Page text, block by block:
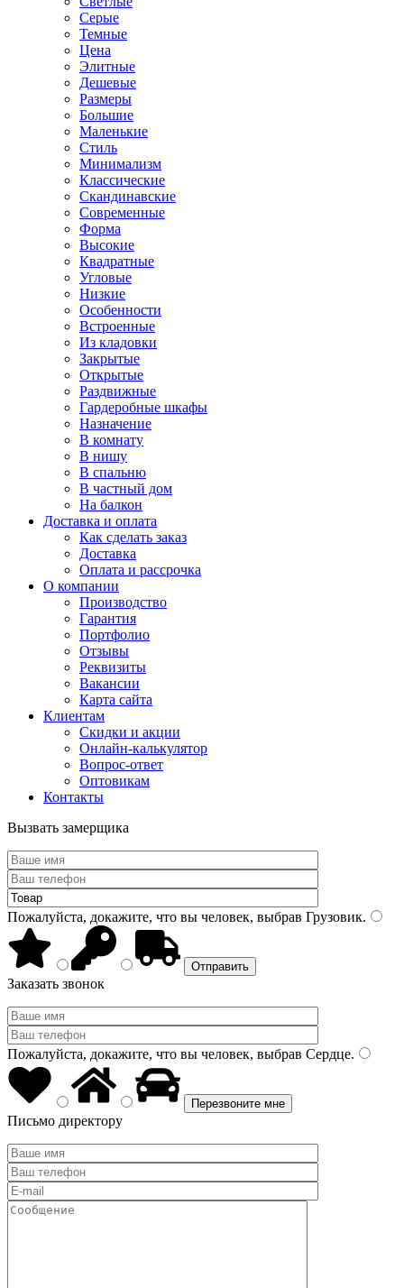
Серые
Темные
Цена
Элитные
Дешевые
Размеры
Большие
Маленькие
Стиль
Минимализм
Классические
Скандинавские
Современные
Форма
Высокие
Квадратные
Угловые
Низкие
Особенности
Встроенные
Из кладовки
Закрытые
Открытые
Раздвижные
Гардеробные шкафы
Назначение
В комнату
В нишу
В спальню
В частный дом
На балкон
Доставка и оплата
Как сделать заказ
Доставка
Оплата и рассрочка
О компании
Производство
Гарантия
Портфолио
Отзывы
Реквизиты
Вакансии
Карта сайта
Клиентам
Скидки и акции
Онлайн-калькулятор
Вопрос-ответ
Оптовикам
Контакты
Вызвать замерщика
Пожалуйста, докажите, что вы человек, выбрав Грузовик.
Заказать звонок
Пожалуйста, докажите, что вы человек, выбрав Сердце.
Письмо директору